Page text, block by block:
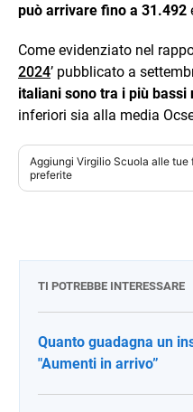
può arrivare fino a 31.492
Come evidenziato nel
2024’ pubblicato a
italiani sono tra i più bassi
inferiori sia alla media
Aggiungi Virgilio Scuola alle tue
preferite
TI POTREBBE INTERESSARE
Quanto guadagna un
"Aumenti in arrivo”